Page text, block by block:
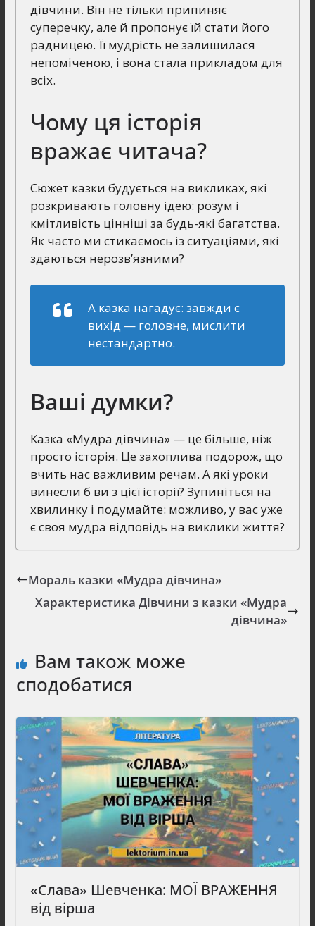
дівчини. Він не тільки припиняє
суперечку, але й пропонує їй стати його
радницею. Її мудрість не залишилася
непоміченою, і вона стала прикладом для
всіх.
Чому ця історія
вражає читача?
Сюжет казки будується на викликах, які
розкривають головну ідею: розум і
кмітливість цінніші за будь-які багатства.
Як часто ми стикаємось із ситуаціями, які
здаються нерозв’язними?
А казка нагадує: завжди є
вихід — головне, мислити
нестандартно.
Ваші думки?
Казка «Мудра дівчина» — це більше, ніж
просто історія. Це захоплива подорож, що
вчить нас важливим речам. А які уроки
винесли б ви з цієї історії? Зупиніться на
хвилинку і подумайте: можливо, у вас уже
є своя мудра відповідь на виклики життя?
Мораль казки «Мудра дівчина»
Характеристика Дівчини з казки «Мудра
дівчина»
Вам також може
сподобатися
«Слава» Шевченка: МОЇ ВРАЖЕННЯ
від вірша